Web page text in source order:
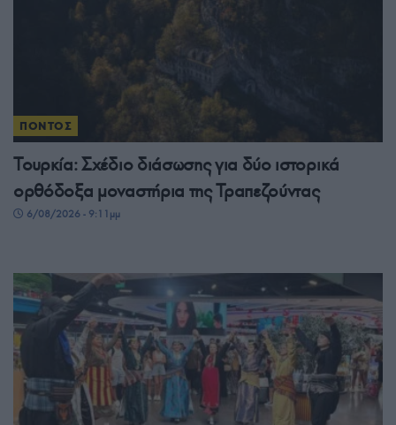
ΠΟΝΤΟΣ
Τουρκία: Σχέδιο διάσωσης για δύο ιστορικά
ορθόδοξα μοναστήρια της Τραπεζούντας
6/08/2026 - 9:11μμ